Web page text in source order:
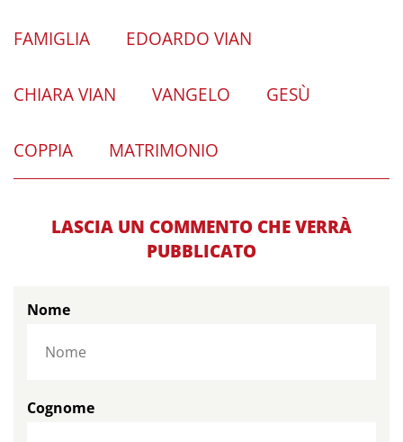
FAMIGLIA EDOARDO VIAN
CHIARA VIAN VANGELO GESÙ
COPPIA MATRIMONIO
LASCIA UN COMMENTO CHE VERRÀ
PUBBLICATO
Nome
Cognome